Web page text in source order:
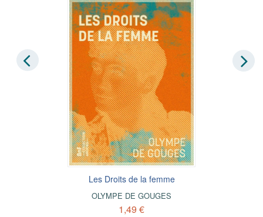
Les Droits de la femme
OLYMPE DE GOUGES
1,49 €